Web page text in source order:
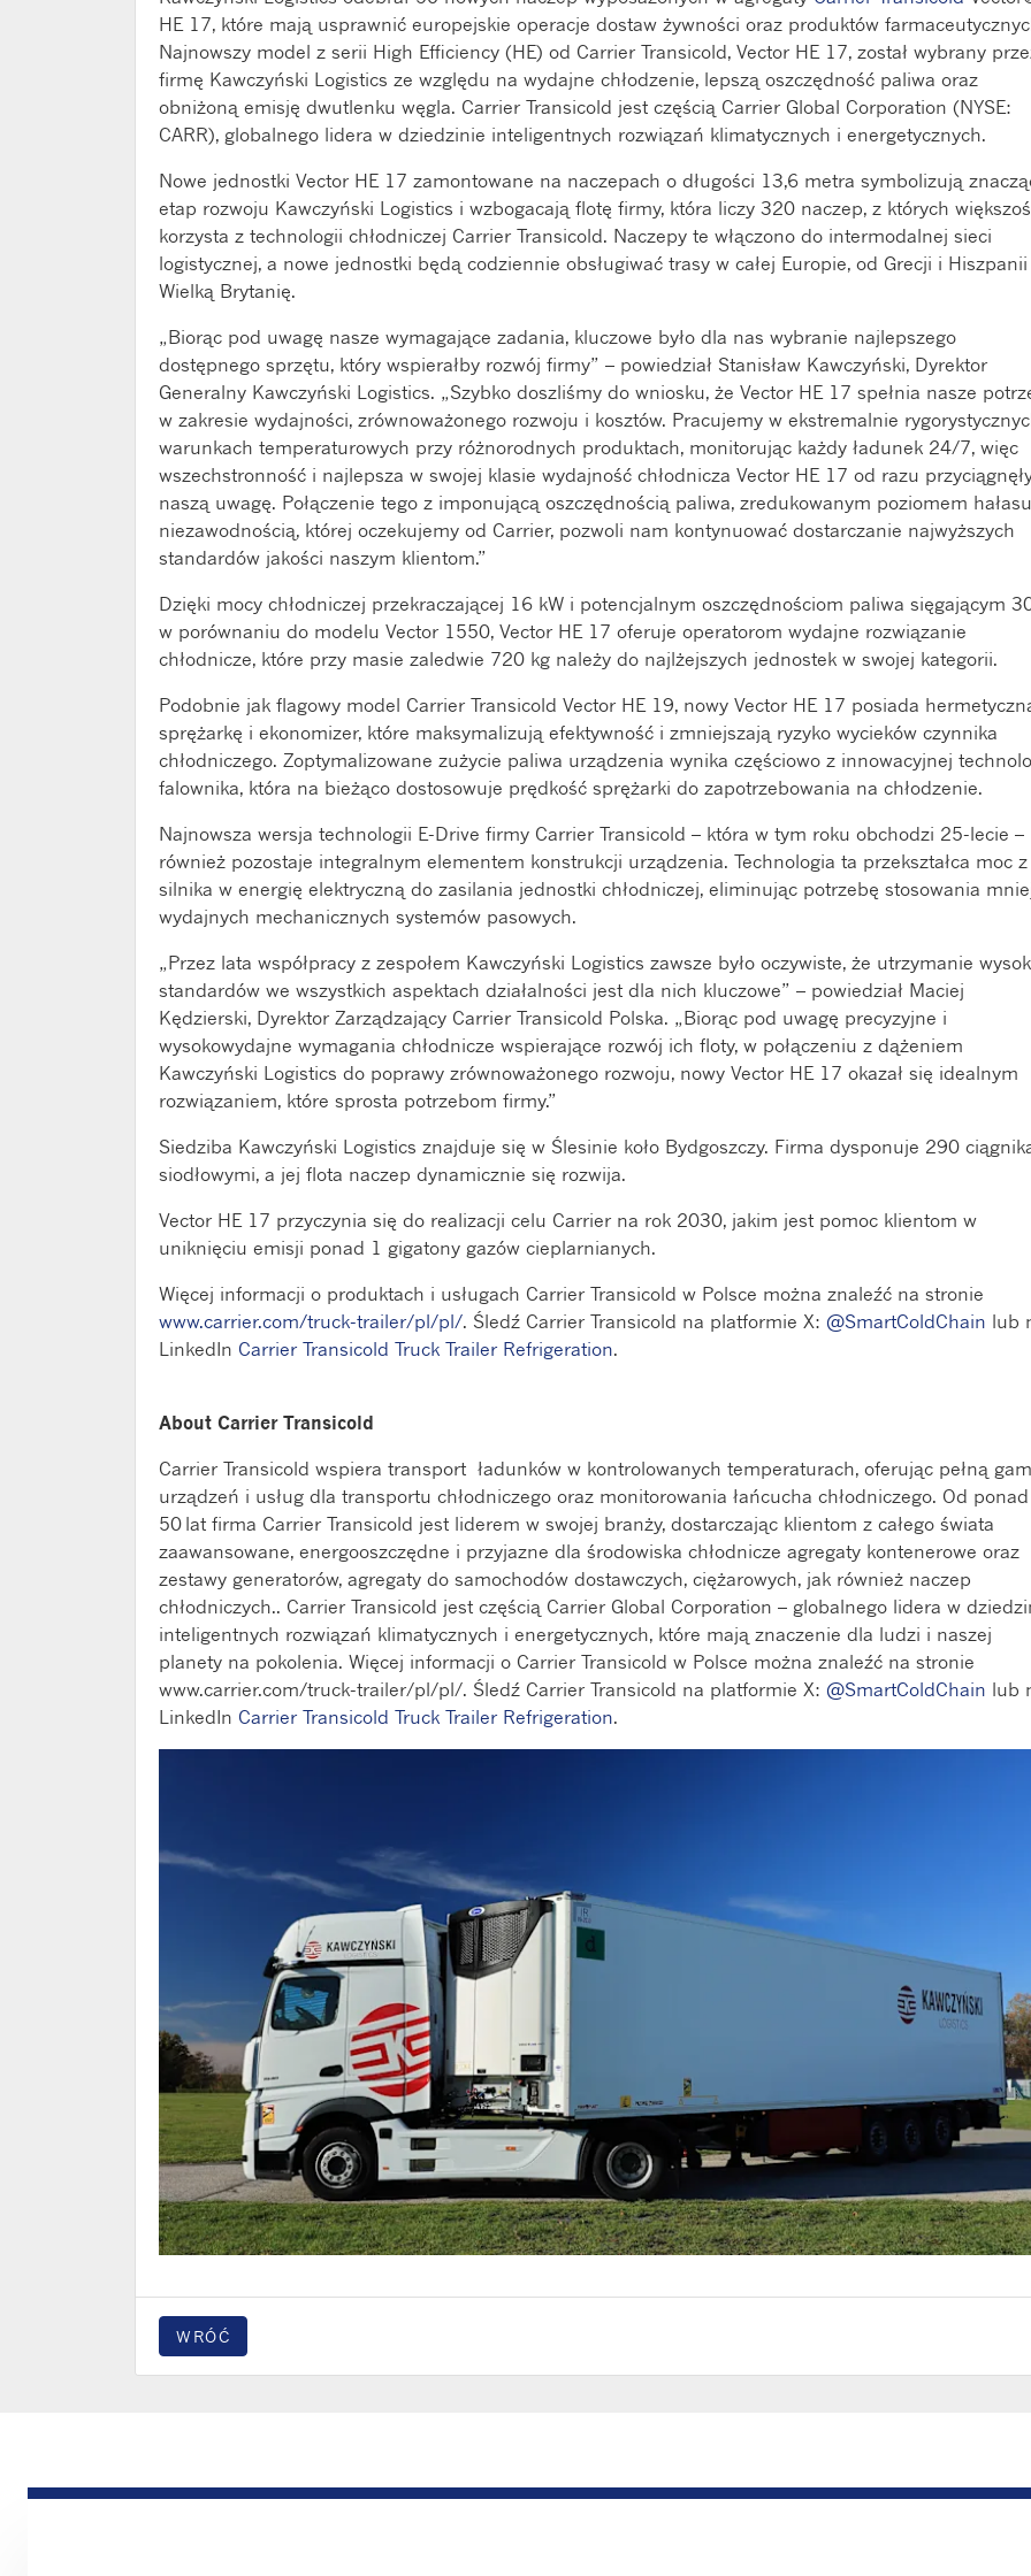
HE 17, które mają usprawnić europejskie operacje dostaw żywności oraz produktów
Najnowszy model z serii High Efficiency (HE) od Carrier Transicold, Vector HE 17, został wybrany
firmę Kawczyński Logistics ze względu na wydajne chłodzenie, lepszą oszczędność paliwa oraz
obniżoną emisję dwutlenku węgla. Carrier Transicold jest częścią Carrier Global Corporation (NYSE:
CARR), globalnego lidera w dziedzinie inteligentnych rozwiązań klimatycznych i energetycznych.
Nowe jednostki Vector HE 17 zamontowane na naczepach o długości 13,6 metra symbolizują
etap rozwoju Kawczyński Logistics i wzbogacają flotę firmy, która liczy 320 naczep, z których
korzysta z technologii chłodniczej Carrier Transicold. Naczepy te włączono do intermodalnej sieci
logistycznej, a nowe jednostki będą codziennie obsługiwać trasy w całej Europie, od Grecji i
Wielką Brytanię.
„Biorąc pod uwagę nasze wymagające zadania, kluczowe było dla nas wybranie najlepszego
dostępnego sprzętu, który wspierałby rozwój firmy” – powiedział Stanisław Kawczyński, Dyrektor
Generalny Kawczyński Logistics. „Szybko doszliśmy do wniosku, że Vector HE 17 spełnia nasze
w zakresie wydajności, zrównoważonego rozwoju i kosztów. Pracujemy w ekstremalnie
warunkach temperaturowych przy różnorodnych produktach, monitorując każdy ładunek 24/7, więc
wszechstronność i najlepsza w swojej klasie wydajność chłodnicza Vector HE 17 od razu
naszą uwagę. Połączenie tego z imponującą oszczędnością paliwa, zredukowanym poziomem
niezawodnością, której oczekujemy od Carrier, pozwoli nam kontynuować dostarczanie najwyższych
standardów jakości naszym klientom.”
Dzięki mocy chłodniczej przekraczającej 16 kW i potencjalnym oszczędnościom paliwa sięgającym
w porównaniu do modelu Vector 1550, Vector HE 17 oferuje operatorom wydajne rozwiązanie
chłodnicze, które przy masie zaledwie 720 kg należy do najlżejszych jednostek w swojej kategorii.
Podobnie jak flagowy model Carrier Transicold Vector HE 19, nowy Vector HE 17 posiada
sprężarkę i ekonomizer, które maksymalizują efektywność i zmniejszają ryzyko wycieków czynnika
chłodniczego. Zoptymalizowane zużycie paliwa urządzenia wynika częściowo z innowacyjnej
falownika, która na bieżąco dostosowuje prędkość sprężarki do zapotrzebowania na chłodzenie.
Najnowsza wersja technologii E-Drive firmy Carrier Transicold – która w tym roku obchodzi 25-lecie –
również pozostaje integralnym elementem konstrukcji urządzenia. Technologia ta przekształca moc z
silnika w energię elektryczną do zasilania jednostki chłodniczej, eliminując potrzebę stosowania
wydajnych mechanicznych systemów pasowych.
„Przez lata współpracy z zespołem Kawczyński Logistics zawsze było oczywiste, że utrzymanie
standardów we wszystkich aspektach działalności jest dla nich kluczowe” – powiedział Maciej
Kędzierski, Dyrektor Zarządzający Carrier Transicold Polska. „Biorąc pod uwagę precyzyjne i
wysokowydajne wymagania chłodnicze wspierające rozwój ich floty, w połączeniu z dążeniem
Kawczyński Logistics do poprawy zrównoważonego rozwoju, nowy Vector HE 17 okazał się idealnym
rozwiązaniem, które sprosta potrzebom firmy.”
Siedziba Kawczyński Logistics znajduje się w Ślesinie koło Bydgoszczy. Firma dysponuje 290
siodłowymi, a jej flota naczep dynamicznie się rozwija.
Vector HE 17 przyczynia się do realizacji celu Carrier na rok 2030, jakim jest pomoc klientom w
uniknięciu emisji ponad 1 gigatony gazów cieplarnianych.
Więcej informacji o produktach i usługach Carrier Transicold w Polsce można znaleźć na stronie
www.carrier.com/truck-trailer/pl/pl/. Śledź Carrier Transicold na platformie X: @SmartColdChain lub
LinkedIn Carrier Transicold Truck Trailer Refrigeration.
About Carrier Transicold
Carrier Transicold wspiera transport ładunków w kontrolowanych temperaturach, oferując pełną
urządzeń i usług dla transportu chłodniczego oraz monitorowania łańcucha chłodniczego. Od ponad
50 lat firma Carrier Transicold jest liderem w swojej branży, dostarczając klientom z całego świata
zaawansowane, energooszczędne i przyjazne dla środowiska chłodnicze agregaty kontenerowe oraz
zestawy generatorów, agregaty do samochodów dostawczych, ciężarowych, jak również naczep
chłodniczych.. Carrier Transicold jest częścią Carrier Global Corporation – globalnego lidera w
inteligentnych rozwiązań klimatycznych i energetycznych, które mają znaczenie dla ludzi i naszej
planety na pokolenia. Więcej informacji o Carrier Transicold w Polsce można znaleźć na stronie
www.carrier.com/truck-trailer/pl/pl/. Śledź Carrier Transicold na platformie X: @SmartColdChain lub
LinkedIn Carrier Transicold Truck Trailer Refrigeration.
WRÓĆ
PRODUKTY SERWIS KONTAKT